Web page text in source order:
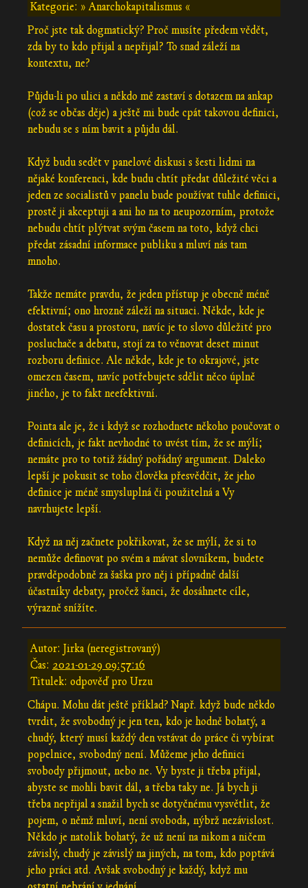
Kategorie: » Anarchokapitalismus «
Proč jste tak dogmatický? Proč musíte předem vědět,
zda by to kdo přijal a nepřijal? To snad záleží na
kontextu, ne?
Půjdu-li po ulici a někdo mě zastaví s dotazem na ankap
(což se občas děje) a ještě mi bude cpát takovou definici,
nebudu se s ním bavit a půjdu dál.
Když budu sedět v panelové diskusi s šesti lidmi na
nějaké konferenci, kde budu chtít předat důležité věci a
jeden ze socialistů v panelu bude používat tuhle definici,
prostě ji akceptuji a ani ho na to neupozorním, protože
nebudu chtít plýtvat svým časem na toto, když chci
předat zásadní informace publiku a mluví nás tam
mnoho.
Takže nemáte pravdu, že jeden přístup je obecně méně
efektivní; ono hrozně záleží na situaci. Někde, kde je
dostatek času a prostoru, navíc je to slovo důležité pro
posluchače a debatu, stojí za to věnovat deset minut
rozboru definice. Ale někde, kde je to okrajové, jste
omezen časem, navíc potřebujete sdělit něco úplně
jiného, je to fakt neefektivní.
Pointa ale je, že i když se rozhodnete někoho poučovat o
definicích, je fakt nevhodné to uvést tím, že se mýlí;
nemáte pro to totiž žádný pořádný argument. Daleko
lepší je pokusit se toho člověka přesvědčit, že jeho
definice je méně smysluplná či použitelná a Vy
navrhujete lepší.
Když na něj začnete pokřikovat, že se mýlí, že si to
nemůže definovat po svém a mávat slovníkem, budete
pravděpodobně za šaška pro něj i případně další
účastníky debaty, pročež šanci, že dosáhnete cíle,
výrazně snížíte.
Autor: Jirka (neregistrovaný)
Čas: 2021-01-29 09:57:16
Titulek: odpověď pro Urzu
Chápu. Mohu dát ještě příklad? Např. když bude někdo
tvrdit, že svobodný je jen ten, kdo je hodně bohatý, a
chudý, který musí každý den vstávat do práce či vybírat
popelnice, svobodný není. Můžeme jeho definici
svobody přijmout, nebo ne. Vy byste ji třeba přijal,
abyste se mohli bavit dál, a třeba taky ne. Já bych ji
třeba nepřijal a snažil bych se dotyčnému vysvětlit, že
pojem, o němž mluví, není svoboda, nýbrž nezávislost.
Někdo je natolik bohatý, že už není na nikom a ničem
závislý, chudý je závislý na jiných, na tom, kdo poptává
jeho práci atd. Avšak svobodný je každý, když mu